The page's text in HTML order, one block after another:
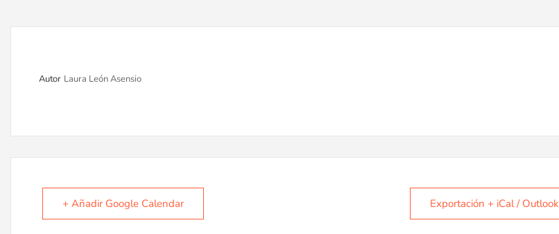
Autor Laura León Asensio
+ Añadir Google Calendar Exportación + iCal / Outlook